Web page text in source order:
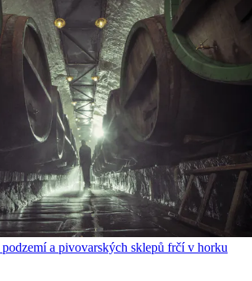
a pivovarských sklepů frčí v horku